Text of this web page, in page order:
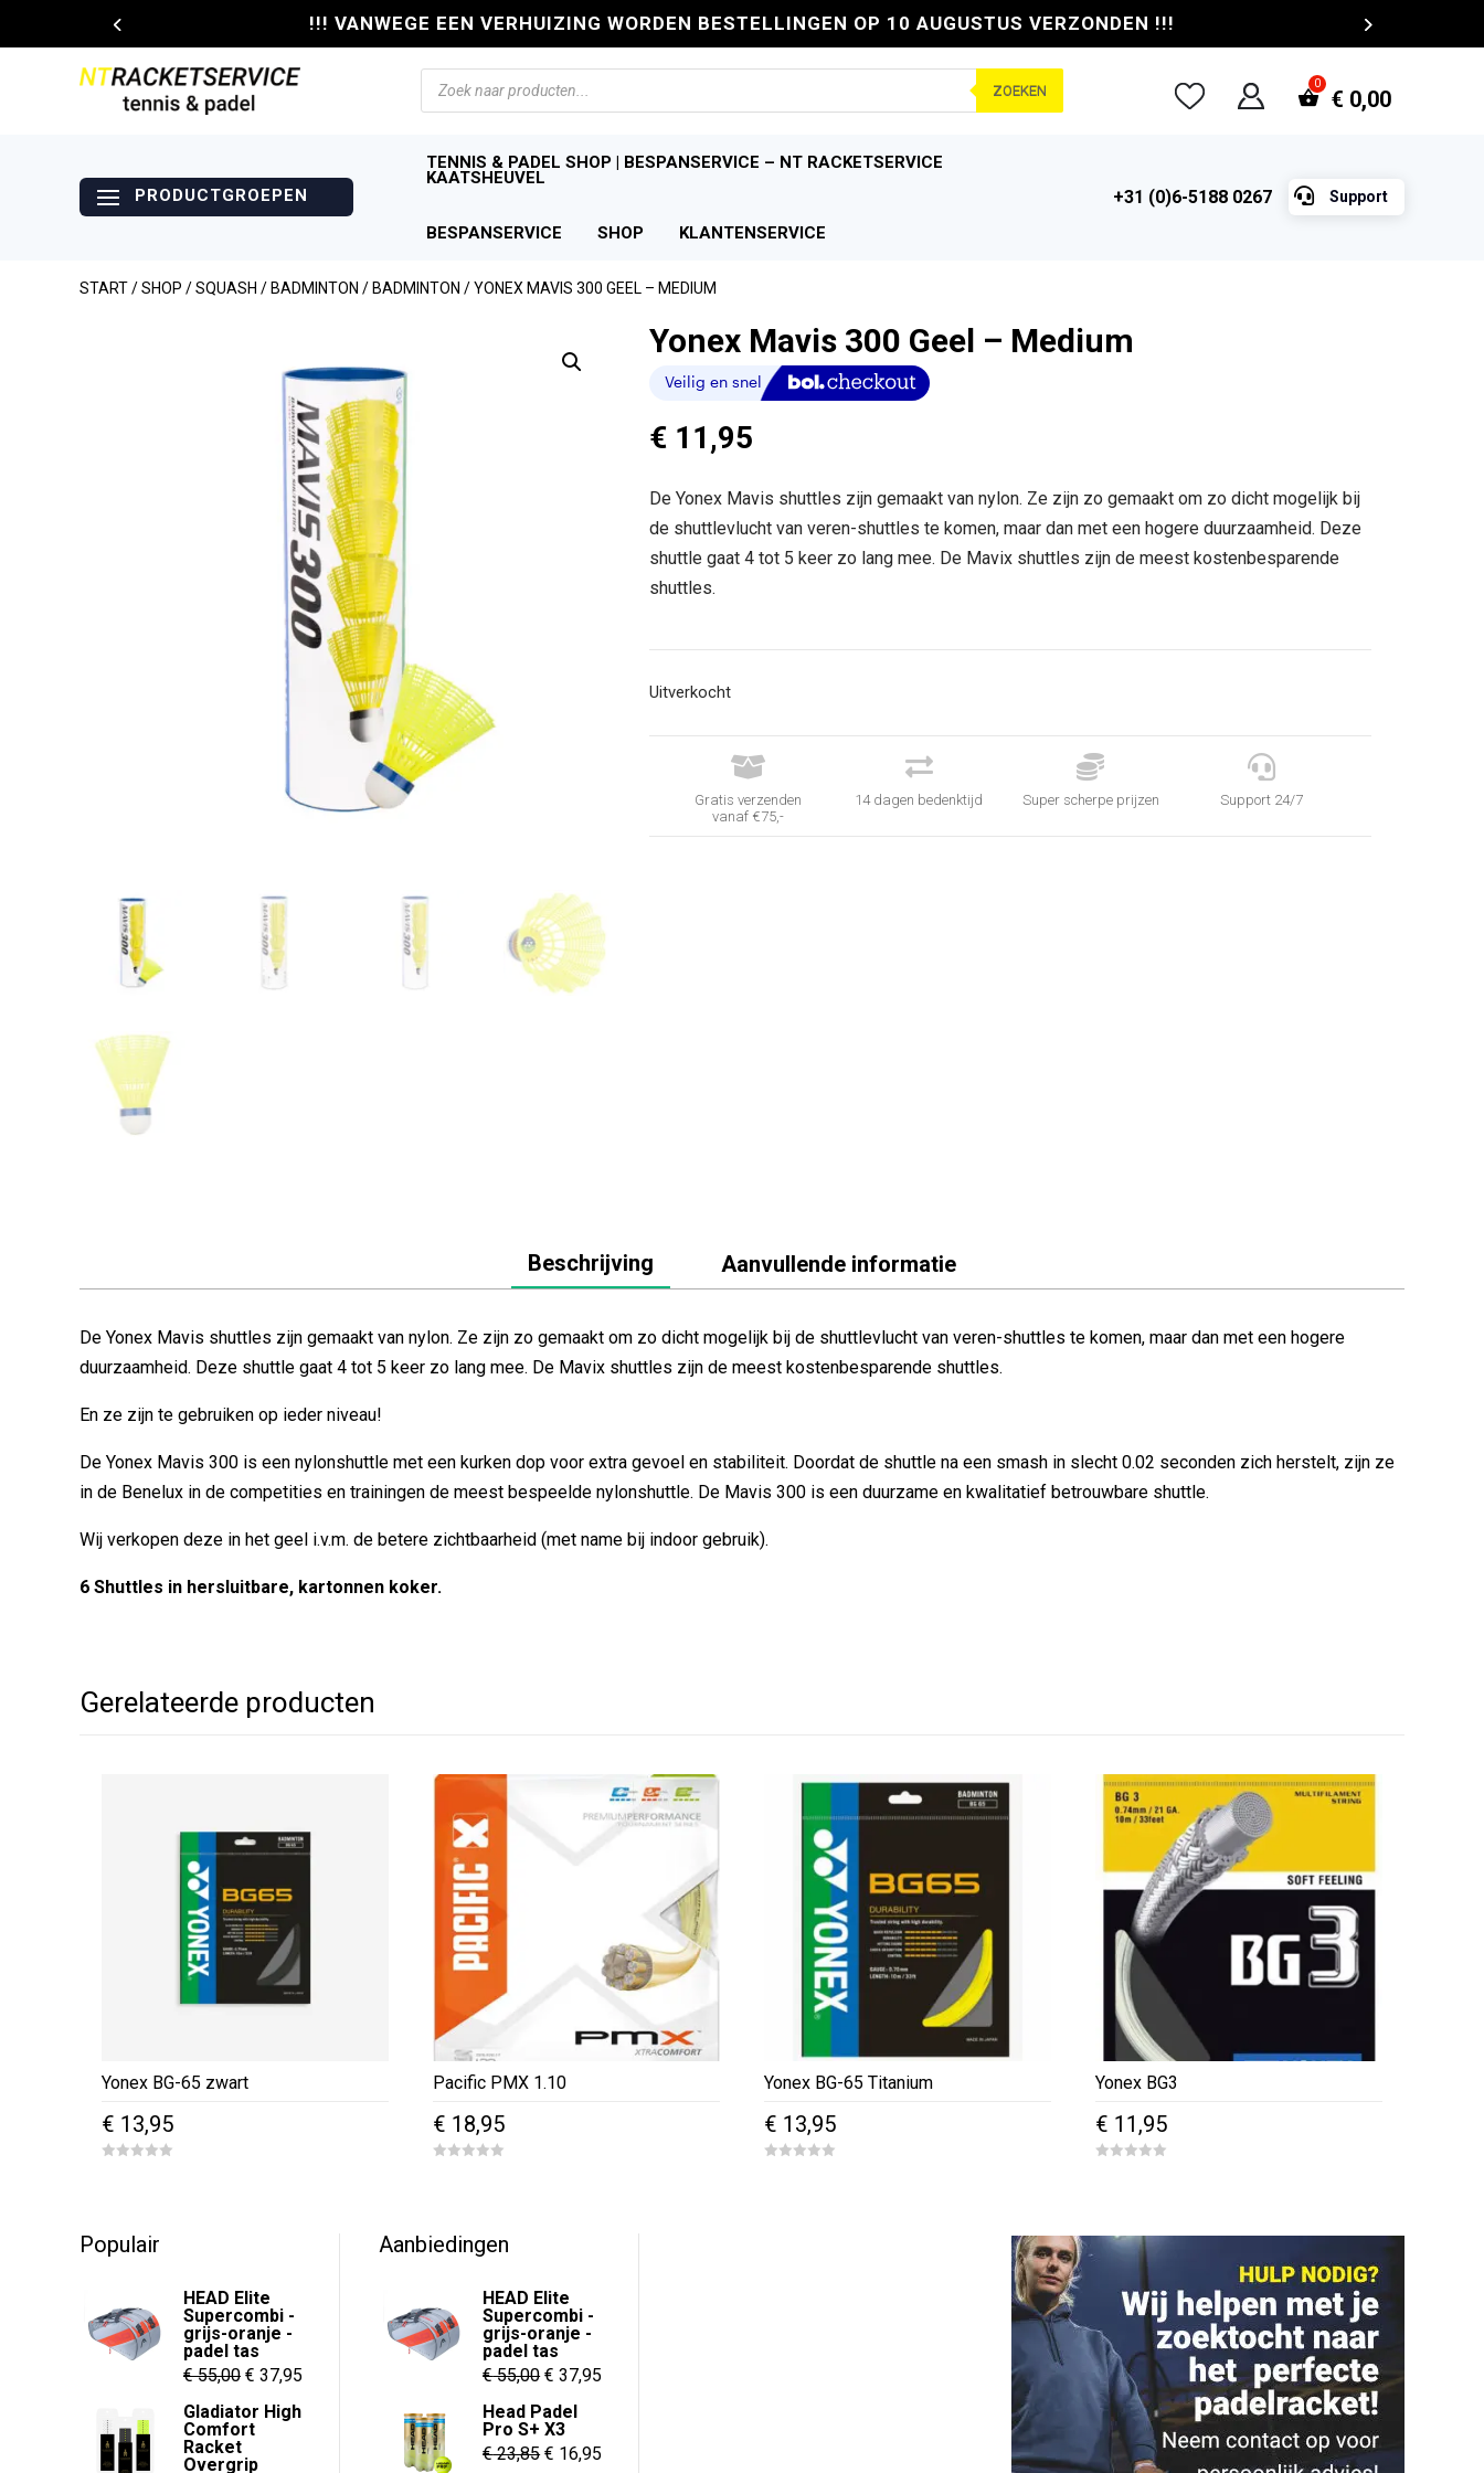
!!! VANWEGE EEN VERHUIZING WORDEN BESTELLINGEN OP 10 AUGUSTUS VERZONDEN !!!
Producten
zoeken
ZOEKEN € 0,00
TENNIS & PADEL SHOP | BESPANSERVICE – NT RACKETSERVICE
KAATSHEUVEL
BESPANSERVICE SHOP KLANTENSERVICE
+31 (0)6-5188 0267  Support
START/SHOP /SQUASH / BADMINTON / BADMINTON / YONEX MAVIS 300 GEEL – MEDIUM
Yonex Mavis 300 Geel – Medium
€ 11,95
De Yonex Mavis shuttles zijn gemaakt van nylon. Ze zijn zo gemaakt om zo dicht mogelijk bij
de shuttlevlucht van veren-shuttles te komen, maar dan met een hogere duurzaamheid. Deze
shuttle gaat 4 tot 5 keer zo lang mee. De Mavix shuttles zijn de meest kostenbesparende
shuttles.
Uitverkocht

Gratis verzenden
vanaf €75,-

14 dagen bedenktijd

Super scherpe prijzen

Support 24/7
Beschrijving Aanvullende informatie
De Yonex Mavis shuttles zijn gemaakt van nylon. Ze zijn zo gemaakt om zo dicht mogelijk bij de shuttlevlucht van veren-shuttles te komen, maar dan met een hogere
duurzaamheid. Deze shuttle gaat 4 tot 5 keer zo lang mee. De Mavix shuttles zijn de meest kostenbesparende shuttles.
En ze zijn te gebruiken op ieder niveau!
De Yonex Mavis 300 is een nylonshuttle met een kurken dop voor extra gevoel en stabiliteit. Doordat de shuttle na een smash in slecht 0.02 seconden zich herstelt, zijn ze
in de Benelux in de competities en trainingen de meest bespeelde nylonshuttle. De Mavis 300 is een duurzame en kwalitatief betrouwbare shuttle.
Wij verkopen deze in het geel i.v.m. de betere zichtbaarheid (met name bij indoor gebruik).
6 Shuttles in hersluitbare, kartonnen koker.
Gerelateerde producten
Yonex BG-65 zwart
€ 13,95
5
Pacific PMX 1.10
€ 18,95
5
Yonex BG-65 Titanium
€ 13,95
Yonex BG3
€ 11,95
f
Populair
HEAD Elite
Supercombi -
grijs-oranje -
padel tas
€55,00 Oorspronkelijke
prijs
was:
€ 55,00.
€ 37,95
Gladiator High
Comfort
Racket
Overgrip
Aanbiedingen
HEAD Elite
Supercombi -
grijs-oranje -
padel tas
€55,00 Oorspronkelijke
prijs
was:
€ 55,00.
€ 37,95
Head Padel
Pro S+ X3
€23,85 Oorspronkelijke
€ 16,95